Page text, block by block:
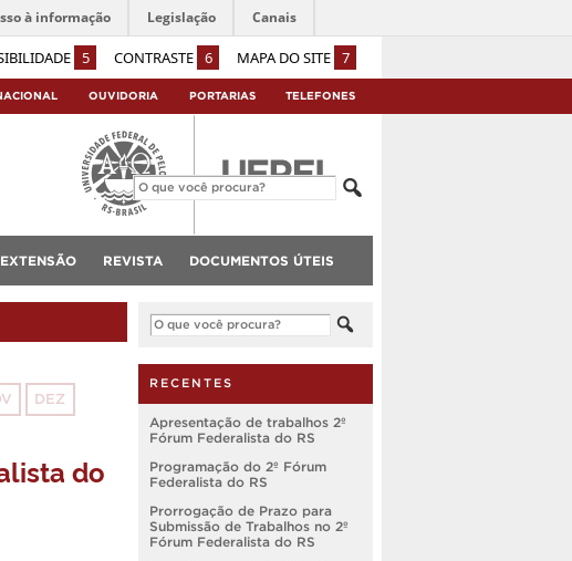
5 CONTRASTE 6 MAPA DO SITE 7
à informação Legislação Canais
OUVIDORIA PORTARIAS TELEFONES
REVISTA DOCUMENTOS ÚTEIS
DEZ
do
RECENTES
Apresentação de trabalhos 2º
Fórum Federalista do RS
Programação do 2º Fórum
Federalista do RS
Prorrogação de Prazo para
Submissão de Trabalhos no 2º
Fórum Federalista do RS